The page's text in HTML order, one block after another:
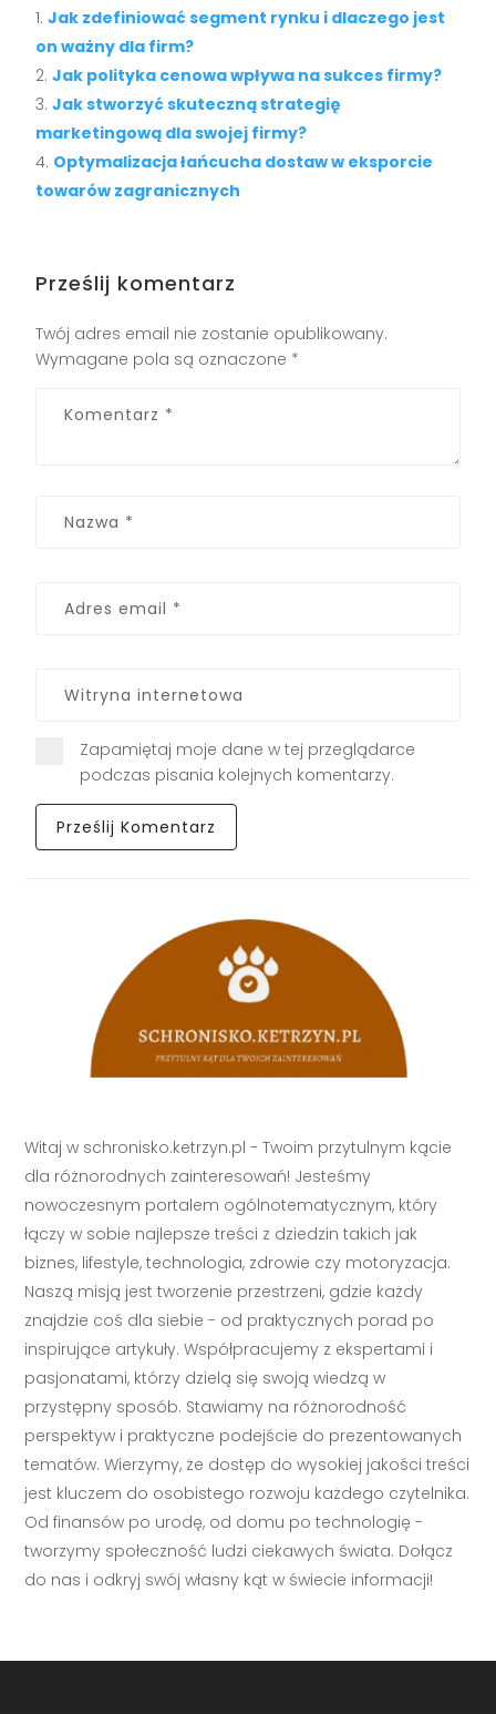
Jak zdefiniować segment rynku i dlaczego jest
on ważny dla firm?
Jak polityka cenowa wpływa na sukces firmy?
Jak stworzyć skuteczną strategię
marketingową dla swojej firmy?
Optymalizacja łańcucha dostaw w eksporcie
towarów zagranicznych
Prześlij komentarz
Twój adres email nie zostanie opublikowany.
Wymagane pola są oznaczone *
Zapamiętaj moje dane w tej przeglądarce
podczas pisania kolejnych komentarzy.
Witaj w schronisko.ketrzyn.pl - Twoim przytulnym kącie
dla różnorodnych zainteresowań! Jesteśmy
nowoczesnym portalem ogólnotematycznym, który
łączy w sobie najlepsze treści z dziedzin takich jak
biznes, lifestyle, technologia, zdrowie czy motoryzacja.
Naszą misją jest tworzenie przestrzeni, gdzie każdy
znajdzie coś dla siebie - od praktycznych porad po
inspirujące artykuły. Współpracujemy z ekspertami i
pasjonatami, którzy dzielą się swoją wiedzą w
przystępny sposób. Stawiamy na różnorodność
perspektyw i praktyczne podejście do prezentowanych
tematów. Wierzymy, że dostęp do wysokiej jakości treści
jest kluczem do osobistego rozwoju każdego czytelnika.
Od finansów po urodę, od domu po technologię -
tworzymy społeczność ludzi ciekawych świata. Dołącz
do nas i odkryj swój własny kąt w świecie informacji!